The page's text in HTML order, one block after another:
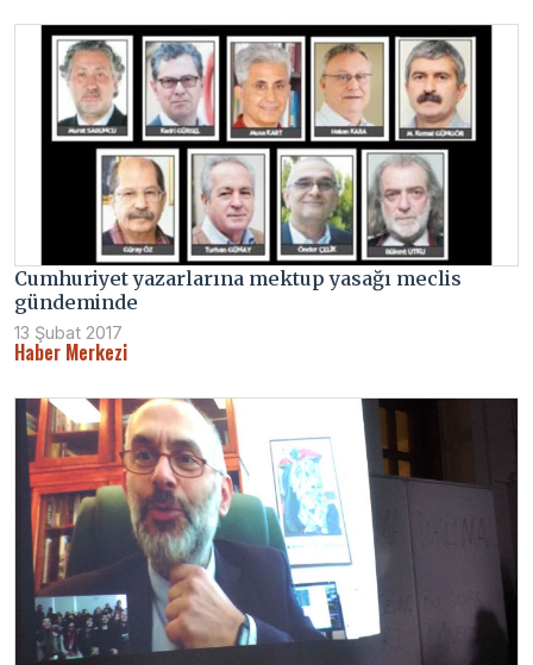
Cumhuriyet yazarlarına mektup yasağı meclis
gündeminde
13 Şubat 2017
Haber Merkezi